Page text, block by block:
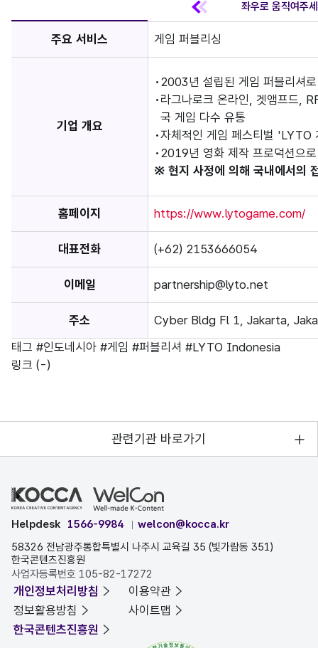
주요 서비스 게임 퍼블리싱
기업 개요
2003년 설립된 게임 퍼블리셔
라그나로크 온라인, 겟앰프드,
국 게임 다수 유통
자체적인 게임 페스티벌 'LYTO
2019년 영화 제작 프로덕션으
※ 현지 사정에 의해 국내에서의
홈페이지 https://www.lytogame.com/
대표전화 (+62) 2153666054
이메일 partnership@lyto.net
주소
Cyber Bldg Fl 1, Jakarta,
태그 #인도네시아 #게임 #퍼블리셔 #LYTO Indonesia
링크 (-)
관련기관 바로가기
Helpdesk 1566-9984
welcon@kocca.kr
58326 전남광주통합특별시 나주시 교육길 35 (빛가람동 351)
한국콘텐츠진흥원
사업자등록번호 105-82-17272
개인정보처리방침
이용약관
정보활용방침
사이트맵
한국콘텐츠진흥원